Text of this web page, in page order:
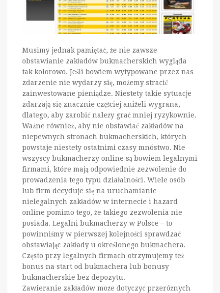
Musimy jednak pamiętać, że nie zawsze
obstawianie zakładów bukmacherskich wygląda
tak kolorowo. Jeśli bowiem wytypowane przez nas
zdarzenie nie wydarzy się, możemy stracić
zainwestowane pieniądze. Niestety takie sytuacje
zdarzają się znacznie częściej aniżeli wygrana,
dlatego, aby zarobić należy grać mniej ryzykownie.
Ważne również, aby nie obstawiać zakładów na
niepewnych stronach bukmacherskich, których
powstaje niestety ostatnimi czasy mnóstwo. Nie
wszyscy bukmacherzy online są bowiem legalnymi
firmami, które mają odpowiednie zezwolenie do
prowadzenia tego typu działalności. Wiele osób
lub firm decyduje się na uruchamianie
nielegalnych zakładów w internecie i hazard
online pomimo tego, że takiego zezwolenia nie
posiada. Legalni bukmacherzy w Polsce – to
powinniśmy w pierwszej kolejności sprawdzać
obstawiając zakłady u określonego bukmachera.
Często przy legalnych firmach otrzymujemy też
bonus na start od bukmachera lub bonusy
bukmacherskie bez depozytu.
Zawieranie zakładów może dotyczyć przeróżnych